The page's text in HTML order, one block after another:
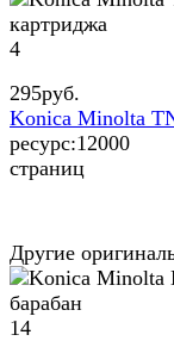
4
295руб.
Konica Minolta
ресурс:12000
страниц
Другие
14